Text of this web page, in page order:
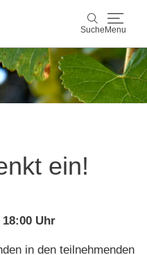
Suche Menu
Suche
Service
Karte
ein!
Uhr
in den teilnehmenden